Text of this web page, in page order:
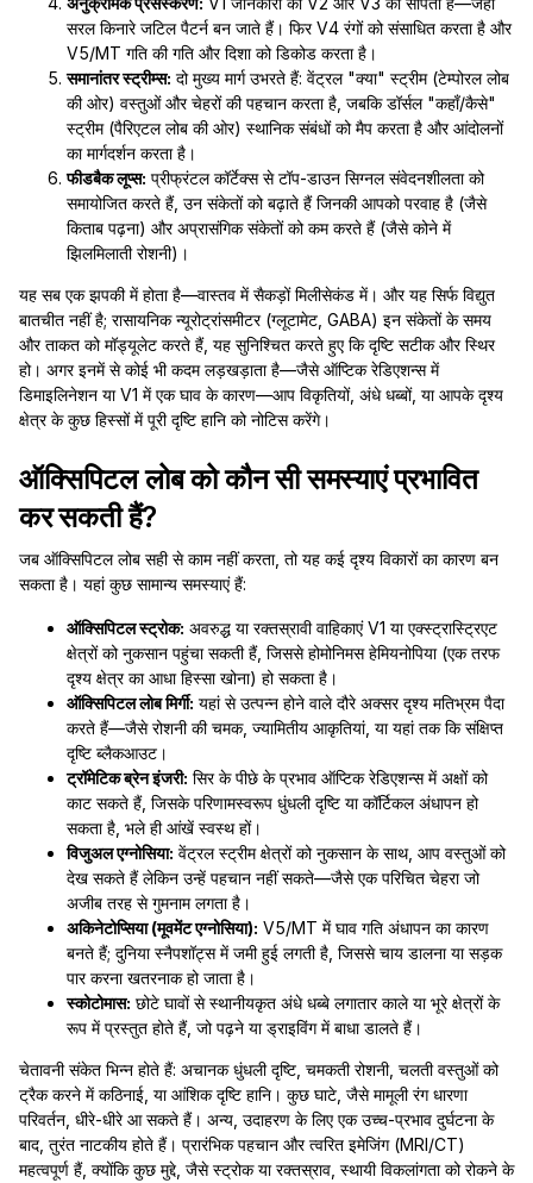
सरल किनारे जटिल पैटर्न बन जाते हैं। फिर V4 रंगों को संसाधित करता है और
V5/MT गति की गति और दिशा को डिकोड करता है।
समानांतर स्ट्रीम्स: दो मुख्य मार्ग उभरते हैं: वेंट्रल "क्या" स्ट्रीम (टेम्पोरल लोब
की ओर) वस्तुओं और चेहरों की पहचान करता है, जबकि डॉर्सल "कहाँ/कैसे"
स्ट्रीम (पैरिएटल लोब की ओर) स्थानिक संबंधों को मैप करता है और आंदोलनों
का मार्गदर्शन करता है।
फीडबैक लूप्स: प्रीफ्रंटल कॉर्टेक्स से टॉप-डाउन सिग्नल संवेदनशीलता को
समायोजित करते हैं, उन संकेतों को बढ़ाते हैं जिनकी आपको परवाह है (जैसे
किताब पढ़ना) और अप्रासंगिक संकेतों को कम करते हैं (जैसे कोने में
झिलमिलाती रोशनी)।
यह सब एक झपकी में होता है—वास्तव में सैकड़ों मिलीसेकंड में। और यह सिर्फ विद्युत
बातचीत नहीं है; रासायनिक न्यूरोट्रांसमीटर (ग्लूटामेट, GABA) इन संकेतों के समय
और ताकत को मॉड्यूलेट करते हैं, यह सुनिश्चित करते हुए कि दृष्टि सटीक और स्थिर
हो। अगर इनमें से कोई भी कदम लड़खड़ाता है—जैसे ऑप्टिक रेडिएशन्स में
डिमाइलिनेशन या V1 में एक घाव के कारण—आप विकृतियों, अंधे धब्बों, या आपके दृश्य
क्षेत्र के कुछ हिस्सों में पूरी दृष्टि हानि को नोटिस करेंगे।
ऑक्सिपिटल लोब को कौन सी समस्याएं प्रभावित
कर सकती हैं?
जब ऑक्सिपिटल लोब सही से काम नहीं करता, तो यह कई दृश्य विकारों का कारण बन
सकता है। यहां कुछ सामान्य समस्याएं हैं:
ऑक्सिपिटल स्ट्रोक: अवरुद्ध या रक्तस्रावी वाहिकाएं V1 या एक्स्ट्रास्ट्रिएट
क्षेत्रों को नुकसान पहुंचा सकती हैं, जिससे होमोनिमस हेमियनोपिया (एक तरफ
दृश्य क्षेत्र का आधा हिस्सा खोना) हो सकता है।
ऑक्सिपिटल लोब मिर्गी: यहां से उत्पन्न होने वाले दौरे अक्सर दृश्य मतिभ्रम पैदा
करते हैं—जैसे रोशनी की चमक, ज्यामितीय आकृतियां, या यहां तक कि संक्षिप्त
दृष्टि ब्लैकआउट।
ट्रॉमेटिक ब्रेन इंजरी: सिर के पीछे के प्रभाव ऑप्टिक रेडिएशन्स में अक्षों को
काट सकते हैं, जिसके परिणामस्वरूप धुंधली दृष्टि या कॉर्टिकल अंधापन हो
सकता है, भले ही आंखें स्वस्थ हों।
विजुअल एग्नोसिया: वेंट्रल स्ट्रीम क्षेत्रों को नुकसान के साथ, आप वस्तुओं को
देख सकते हैं लेकिन उन्हें पहचान नहीं सकते—जैसे एक परिचित चेहरा जो
अजीब तरह से गुमनाम लगता है।
अकिनेटोप्सिया (मूवमेंट एग्नोसिया): V5/MT में घाव गति अंधापन का कारण
बनते हैं; दुनिया स्नैपशॉट्स में जमी हुई लगती है, जिससे चाय डालना या सड़क
पार करना खतरनाक हो जाता है।
स्कोटोमास: छोटे घावों से स्थानीयकृत अंधे धब्बे लगातार काले या भूरे क्षेत्रों के
रूप में प्रस्तुत होते हैं, जो पढ़ने या ड्राइविंग में बाधा डालते हैं।
चेतावनी संकेत भिन्न होते हैं: अचानक धुंधली दृष्टि, चमकती रोशनी, चलती वस्तुओं को
ट्रैक करने में कठिनाई, या आंशिक दृष्टि हानि। कुछ घाटे, जैसे मामूली रंग धारणा
परिवर्तन, धीरे-धीरे आ सकते हैं। अन्य, उदाहरण के लिए एक उच्च-प्रभाव दुर्घटना के
बाद, तुरंत नाटकीय होते हैं। प्रारंभिक पहचान और त्वरित इमेजिंग (MRI/CT)
महत्वपूर्ण हैं, क्योंकि कुछ मुद्दे, जैसे स्ट्रोक या रक्तस्राव, स्थायी विकलांगता को रोकने के